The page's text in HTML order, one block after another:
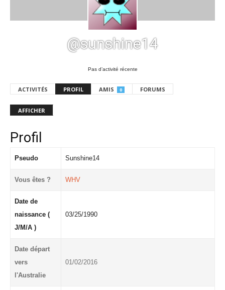
@sunshine14
Pas d’activité récente
ACTIVITÉS PROFIL AMIS 0 FORUMS
AFFICHER
Profil
Pseudo Sunshine14
Vous êtes ? WHV
Date de
naissance (
J/M/A )
03/25/1990
Date départ
vers
l'Australie
01/02/2016